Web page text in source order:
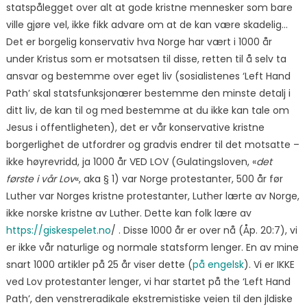
statspålegget over alt at gode kristne mennesker som bare
ville gjøre vel, ikke fikk advare om at de kan være skadelig…
Det er borgelig konservativ hva Norge har vært i 1000 år
under Kristus som er motsatsen til disse, retten til å selv ta
ansvar og bestemme over eget liv (sosialistenes ‘Left Hand
Path’ skal statsfunksjonærer bestemme den minste detalj i
ditt liv, de kan til og med bestemme at du ikke kan tale om
Jesus i offentligheten), det er vår konservative kristne
borgerlighet de utfordrer og gradvis endrer til det motsatte –
ikke høyrevridd, ja 1000 år VED LOV (Gulatingsloven, «det
første i vår Lov«, aka § 1) var Norge protestanter, 500 år før
Luther var Norges kristne protestanter, Luther lærte av Norge,
ikke norske kristne av Luther. Dette kan folk lære av
https://giskespelet.no/ . Disse 1000 år er over nå (Åp. 20:7), vi
er ikke vår naturlige og normale statsform lenger. En av mine
snart 1000 artikler på 25 år viser dette (på engelsk). Vi er IKKE
ved Lov protestanter lenger, vi har startet på the ‘Left Hand
Path’, den venstreradikale ekstremistiske veien til den jldiske